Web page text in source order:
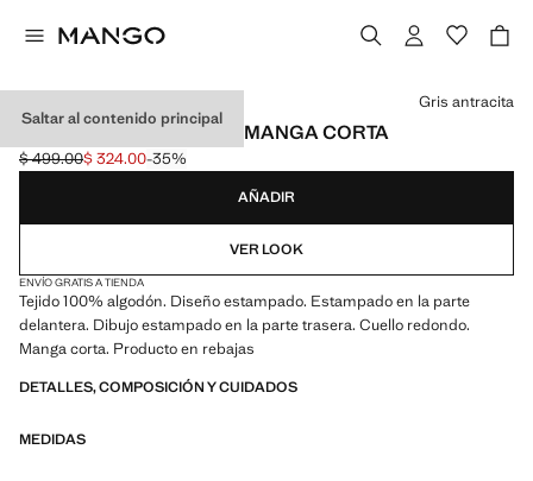
Saltar al contenido principal
CAMISETA ESTAMPADA MANGA CORTA
Precio inicial tachado [$ 499.00 ]
$ 499.00
Precio actual [$ 324.00 ]
$ 324.00-35%
Selecciona un color
Gris antracita
AÑADIR
VER LOOK
ENVÍO GRATIS A TIENDA
Tejido 100% algodón. Diseño estampado. Estampado en la parte
delantera. Dibujo estampado en la parte trasera. Cuello redondo.
Manga corta. Producto en rebajas
DETALLES, COMPOSICIÓN Y CUIDADOS
MEDIDAS